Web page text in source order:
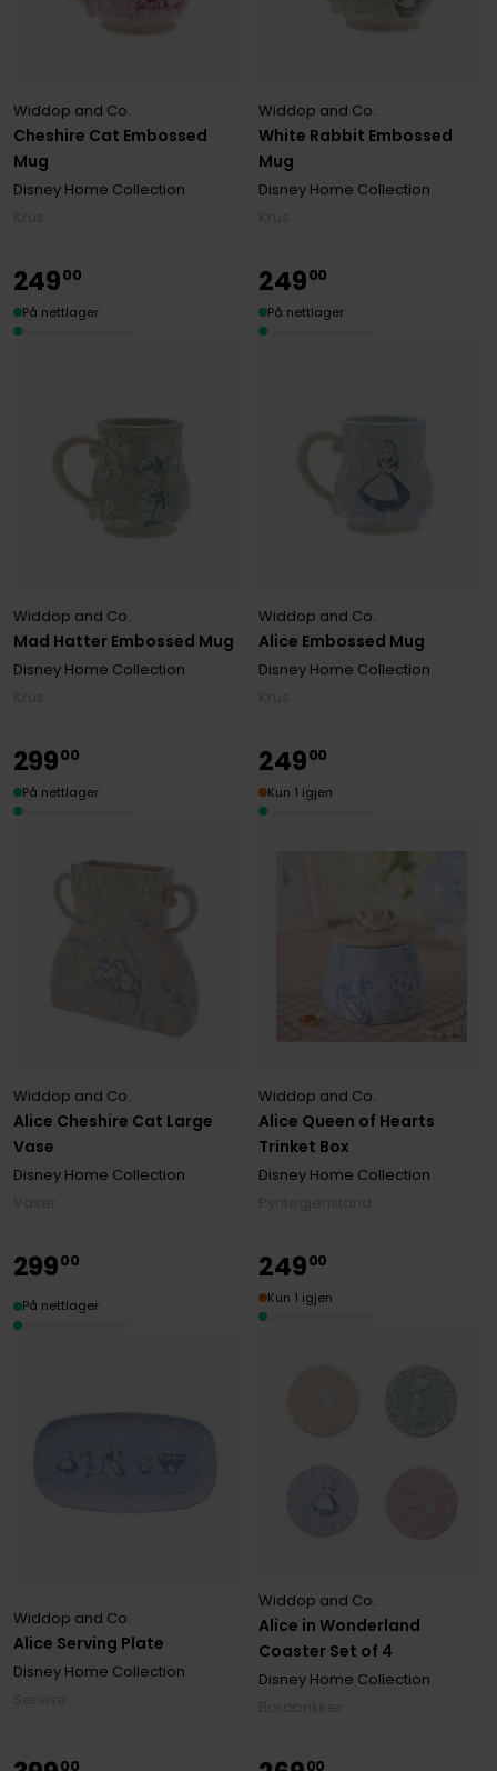
Cheshire Cat Embossed
Mug
Widdop and Co.
Disney Home Collection
White Rabbit Embossed
Mug
Widdop and Co.
Disney Home Collection
Mad Hatter Embossed Mug
Widdop and Co.
Disney Home Collection
24900
På nettlager
Alice Embossed Mug
Widdop and Co.
Disney Home Collection
24900
På nettlager
Alice Cheshire Cat Large
Vase
Widdop and Co.
Disney Home Collection
29900
På nettlager
Alice Queen of Hearts
Trinket Box
Widdop and Co.
Disney Home Collection
24900
Kun 1 igjen
Alice Serving Plate
Widdop and Co.
Disney Home Collection
29900
På nettlager
Alice in Wonderland
Coaster Set of 4
Widdop and Co.
Disney Home Collection
24900
Kun 1 igjen
00 00